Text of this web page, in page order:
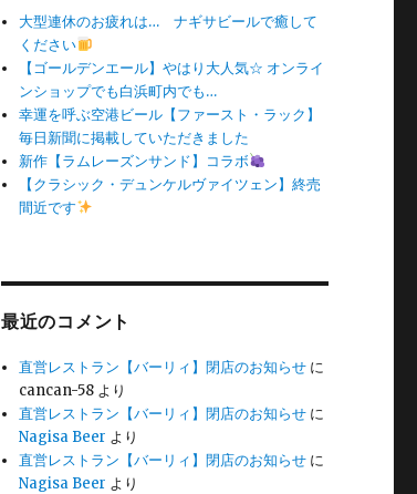
大型連休のお疲れは… ナギサビールで癒して
ください
【ゴールデンエール】やはり大人気☆ オンライ
ンショップでも白浜町内でも…
幸運を呼ぶ空港ビール【ファースト・ラック】
毎日新聞に掲載していただきました
新作【ラムレーズンサンド】コラボ
【クラシック・デュンケルヴァイツェン】終売
間近です
最近のコメント
直営レストラン【バーリィ】閉店のお知らせ に
cancan-58 より
直営レストラン【バーリィ】閉店のお知らせ に
Nagisa Beer より
直営レストラン【バーリィ】閉店のお知らせ に
Nagisa Beer より